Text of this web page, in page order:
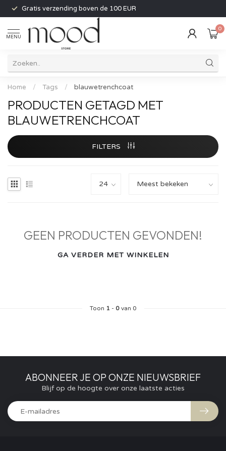
Gratis verzending boven de 100 EUR
MENU
0
Home / Tags / blauwetrenchcoat
PRODUCTEN GETAGD MET
BLAUWETRENCHCOAT
FILTERS
GEEN PRODUCTEN GEVONDEN!
GA VERDER MET WINKELEN
Toon 1 - 0van 0
ABONNEER JE OP ONZE NIEUWSBRIEF
Blijf op de hoogte over onze laatste acties